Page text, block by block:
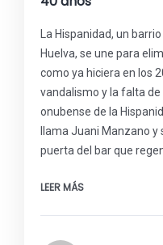
La Hispanidad, un
Huelva, se une para
como ya hiciera en los
vandalismo y la falta
onubense de la
llama Juani Manzano
puerta del bar que
LEER MÁS